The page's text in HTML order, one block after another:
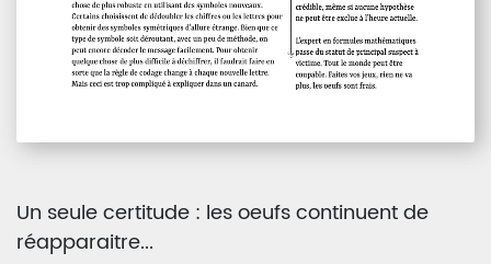
Un seule certitude : les oeufs continuent de
réapparaitre...